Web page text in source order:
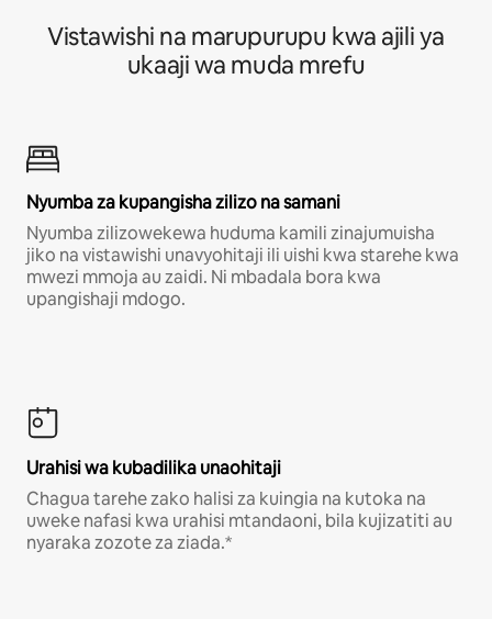
Vistawishi na marupurupu kwa ajili ya
ukaaji wa muda mrefu
Nyumba za kupangisha zilizo na samani
Nyumba zilizowekewa huduma kamili zinajumuisha
jiko na vistawishi unavyohitaji ili uishi kwa starehe kwa
mwezi mmoja au zaidi. Ni mbadala bora kwa
upangishaji mdogo.
Urahisi wa kubadilika unaohitaji
Chagua tarehe zako halisi za kuingia na kutoka na
uweke nafasi kwa urahisi mtandaoni, bila kujizatiti au
nyaraka zozote za ziada.*